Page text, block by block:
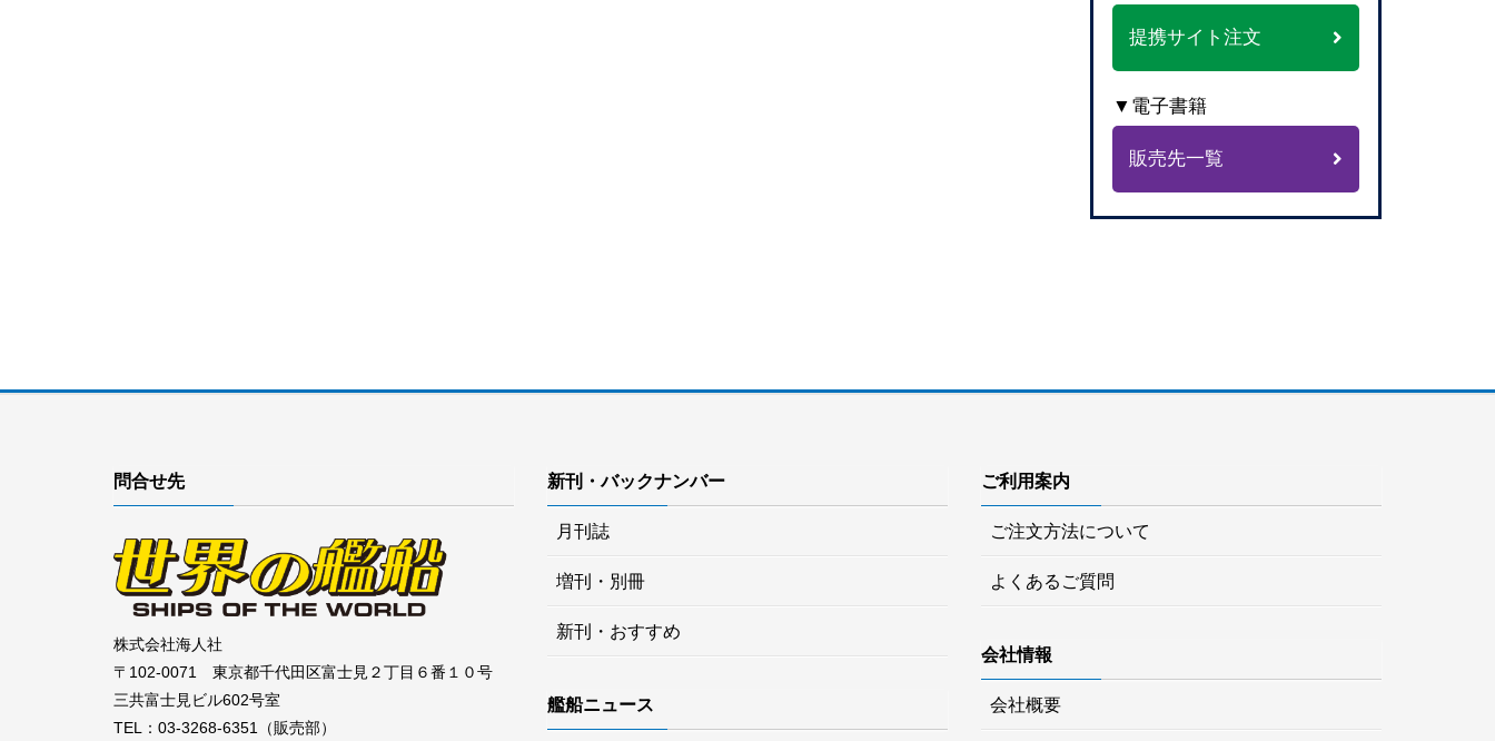
提携サイト注文
▼電子書籍
販売先一覧
問合せ先
株式会社海人社
〒102-0071 東京都千代田区富士見２丁目６番１０号
三共富士見ビル602号室
TEL：03-3268-6351（販売部）
新刊・バックナンバー
月刊誌
増刊・別冊
新刊・おすすめ
艦船ニュース
ご利用案内
ご注文方法について
よくあるご質問
会社情報
会社概要